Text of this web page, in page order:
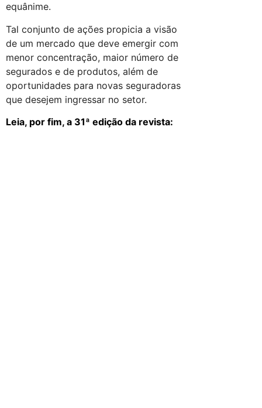
equânime.
Tal conjunto de ações propicia a visão
de um mercado que deve emergir com
menor concentração, maior número de
segurados e de produtos, além de
oportunidades para novas seguradoras
que desejem ingressar no setor.
Leia, por fim, a 31ª edição da revista: